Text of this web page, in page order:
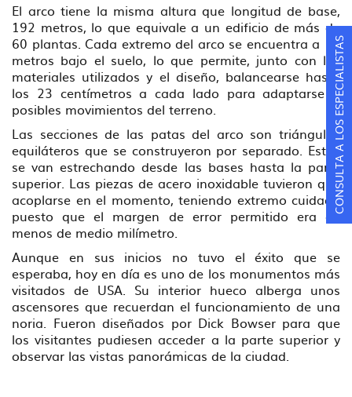
El arco tiene la misma altura que longitud de base,
192 metros, lo que equivale a un edificio de más de
60 plantas. Cada extremo del arco se encuentra a 18
metros bajo el suelo, lo que permite, junto con los
materiales utilizados y el diseño, balancearse hasta
los 23 centímetros a cada lado para adaptarse a
posibles movimientos del terreno.
Las secciones de las patas del arco son triángulos
equiláteros que se construyeron por separado. Estos
se van estrechando desde las bases hasta la parte
superior. Las piezas de acero inoxidable tuvieron que
acoplarse en el momento, teniendo extremo cuidado
puesto que el margen de error permitido era de
menos de medio milímetro.
Aunque en sus inicios no tuvo el éxito que se
esperaba, hoy en día es uno de los monumentos más
visitados de USA. Su interior hueco alberga unos
ascensores que recuerdan el funcionamiento de una
noria. Fueron diseñados por Dick Bowser para que
los visitantes pudiesen acceder a la parte superior y
observar las vistas panorámicas de la ciudad.
CONSULTA A LOS ESPECIALISTAS